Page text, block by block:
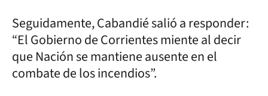
Seguidamente, Cabandié salió a responder:
“El Gobierno de Corrientes miente al decir
que Nación se mantiene ausente en el
combate de los incendios”.